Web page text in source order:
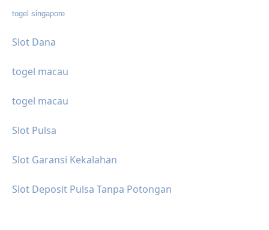
togel singapore
Slot Dana
togel macau
togel macau
Slot Pulsa
Slot Garansi Kekalahan
Slot Deposit Pulsa Tanpa Potongan